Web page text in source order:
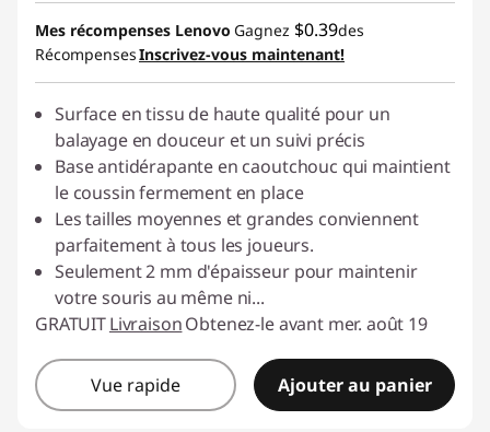
Mes récompenses Lenovo Gagnez $0.39des
RécompensesInscrivez-vous maintenant!
Surface en tissu de haute qualité pour un
balayage en douceur et un suivi précis
Base antidérapante en caoutchouc qui maintient
le coussin fermement en place
Les tailles moyennes et grandes conviennent
parfaitement à tous les joueurs.
Seulement 2 mm d'épaisseur pour maintenir
votre souris au même ni...
GRATUITLivraisonObtenez-le avant mer. août 19
Vue rapide Ajouter au panier